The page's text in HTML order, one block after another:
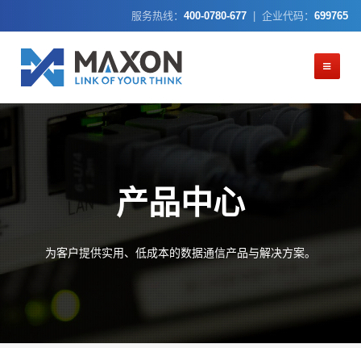
服务热线： 400-0780-677 | 企业代码： 699765
产品中心
为客户提供实用、低成本的数据通信产品与解决方案。